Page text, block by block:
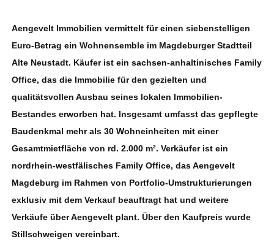
Aengevelt Immobilien vermittelt für einen siebenstelligen
Euro-Betrag ein Wohnensemble im Magdeburger Stadtteil
Alte Neustadt. Käufer ist ein sachsen-anhaltinisches Family
Office, das die Immobilie für den gezielten und
qualitätsvollen Ausbau seines lokalen Immobilien-
Bestandes erworben hat. Insgesamt umfasst das gepflegte
Baudenkmal mehr als 30 Wohneinheiten mit einer
Gesamtmietfläche von rd. 2.000 m². Verkäufer ist ein
nordrhein-westfälisches Family Office, das Aengevelt
Magdeburg im Rahmen von Portfolio-Umstrukturierungen
exklusiv mit dem Verkauf beauftragt hat und weitere
Verkäufe über Aengevelt plant. Über den Kaufpreis wurde
Stillschweigen vereinbart.